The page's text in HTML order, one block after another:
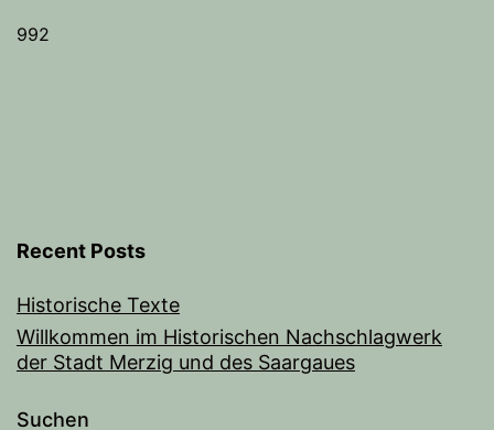
992
Recent Posts
Historische Texte
Willkommen im Historischen Nachschlagwerk
der Stadt Merzig und des Saargaues
Suchen